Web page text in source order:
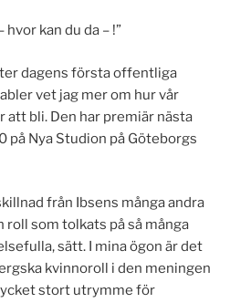
hvor kan du da – !”
dagens första offentliga
vet jag mer om hur vår
bli. Den har premiär nästa
på Nya Studion på Göteborgs
från Ibsens många andra
roll som tolkats på så många
sätt. I mina ögon är det
kvinnoroll i den meningen
stort utrymme för